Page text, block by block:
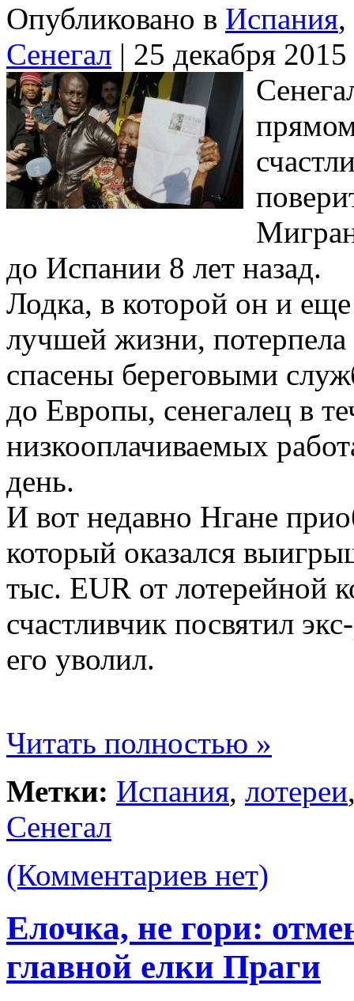
Опубликовано в Испания,
Сенегал | 25 декабря 2015
до Испании 8 лет назад.
Лодка, в которой он и
лучшей жизни,
спасены береговыми
до Европы, сенегалец в
низкооплачиваемых
день.
И вот недавно Нгане
который оказался
тыс. EUR от лотерейной
счастливчик посвятил
его уволил.
Читать полностью »
Метки: Испания, лотереи
Сенегал
(Комментариев нет)
Елочка, не гори:
главной елки Праги